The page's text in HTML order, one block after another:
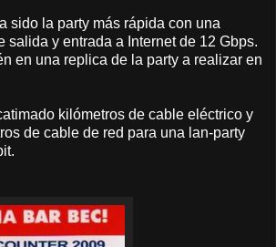
sido la party más rápida con una
salida y entrada a Internet de 12 Gbps.
en una replica de la party a realizar en
kilómetros de cable eléctrico y
de cable de red para una lan-party